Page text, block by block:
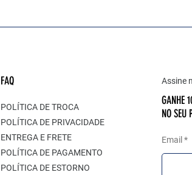
FAQ
POLÍTICA DE TROCA
POLÍTICA DE PRIVACIDADE
ENTREGA E FRETE
POLÍTICA DE PAGAMENTO
POLÍTICA DE ESTORNO
Assine
GANHE
NO SEU
Email